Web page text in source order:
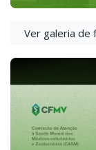
Ver galeria de